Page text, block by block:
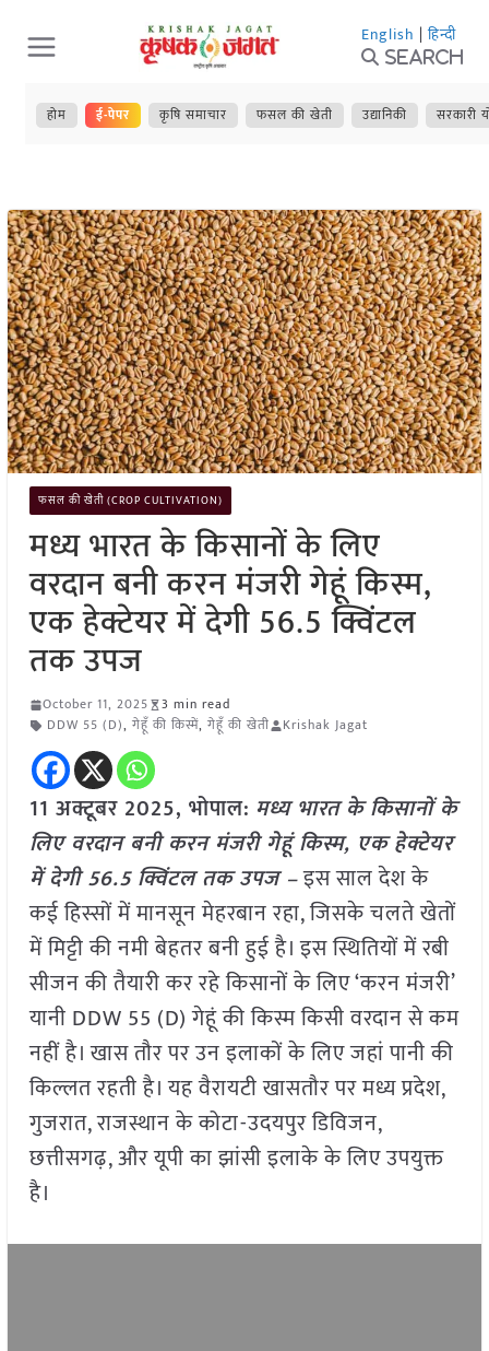
Skip
to
content
English | हिन्दी
Search
होम ई-पेपर कृषि समाचार फसल की खेती उद्यानिकी सरकारी
फसल की खेती (CROP CULTIVATION)
मध्य भारत के किसानों के लिए
वरदान बनी करन मंजरी गेहूं किस्म,
एक हेक्टेयर में देगी 56.5 क्विंटल
तक उपज
October 11, 2025
3 min read
DDW 55 (D), गेहूँ की किस्में, गेहूँ की खेती Krishak Jagat
11 अक्टूबर 2025, भोपाल: मध्य भारत के किसानों के
लिए वरदान बनी करन मंजरी गेहूं किस्म, एक हेक्टेयर
में देगी 56.5 क्विंटल तक उपज –इस साल देश के
कई हिस्सों में मानसून मेहरबान रहा, जिसके चलते खेतों
में मिट्टी की नमी बेहतर बनी हुई है। इस स्थितियों में रबी
सीजन की तैयारी कर रहे किसानों के लिए ‘करन मंजरी’
यानी DDW 55 (D) गेहूं की किस्म किसी वरदान से कम
नहीं है। खास तौर पर उन इलाकों के लिए जहां पानी की
किल्लत रहती है। यह वैरायटी खासतौर पर मध्य प्रदेश,
गुजरात, राजस्थान के कोटा-उदयपुर डिविजन,
छत्तीसगढ़, और यूपी का झांसी इलाके के लिए उपयुक्त
है।